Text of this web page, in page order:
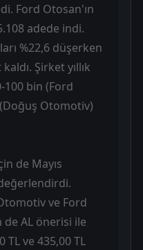
Ford Otosan'ın
adede indi.
%22,6 düşerken
Şirket yıllık
100 bin (Ford
Otomotiv)
de Mayıs
ve Ford
de AL önerisi ile
TL ve 435,00 TL